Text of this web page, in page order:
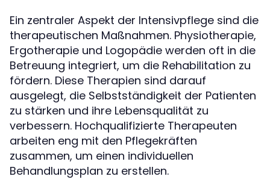
Ein zentraler Aspekt der Intensivpflege sind die
therapeutischen Maßnahmen. Physiotherapie,
Ergotherapie und Logopädie werden oft in die
Betreuung integriert, um die Rehabilitation zu
fördern. Diese Therapien sind darauf
ausgelegt, die Selbstständigkeit der Patienten
zu stärken und ihre Lebensqualität zu
verbessern. Hochqualifizierte Therapeuten
arbeiten eng mit den Pflegekräften
zusammen, um einen individuellen
Behandlungsplan zu erstellen.